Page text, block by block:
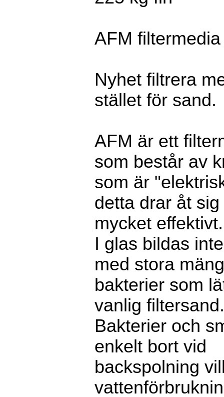
AFM
Nyhet filtrera
stället för sand.
AFM är ett
som består av
som är
detta drar åt
mycket
I glas bildas
med stora
bakterier som
vanlig
Bakterier och
enkelt bort vid
backspolning